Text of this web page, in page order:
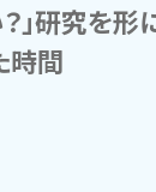
」研究を
時間